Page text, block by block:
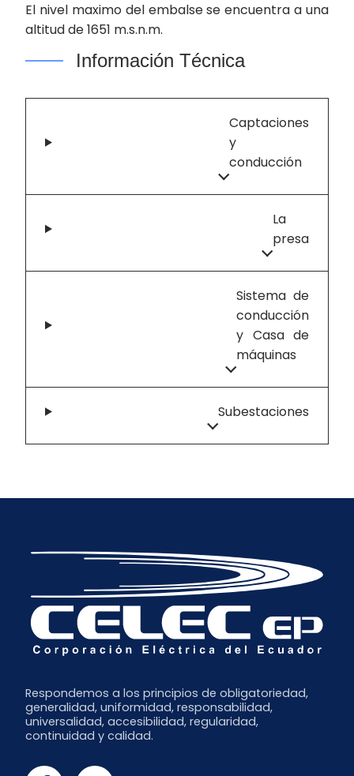
El nivel maximo del embalse se encuentra a una
altitud de 1651 m.s.n.m.
Información Técnica
Captaciones
y
conducción
La
presa
Sistema de
conducción
y Casa de
máquinas
Subestaciones
Respondemos a los principios de obligatoriedad,
generalidad, uniformidad, responsabilidad,
universalidad, accesibilidad, regularidad,
continuidad y calidad.